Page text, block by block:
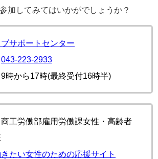
加してみてはいかがでしょうか？
サポートセンター
043-223-2933
時から17時(最終受付16時半)
工労働部雇用労働課女性・高齢者
たい女性のための応援サイト